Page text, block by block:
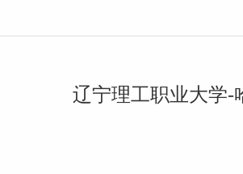
辽宁理工职业大学-